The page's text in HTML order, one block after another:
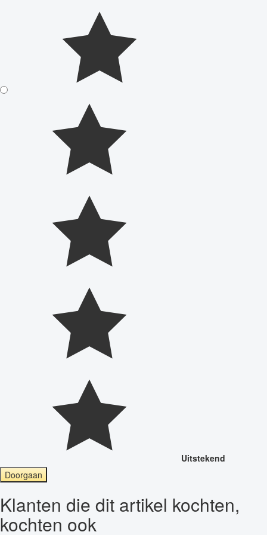
Uitstekend
Doorgaan
Klanten die dit artikel kochten,
kochten ook